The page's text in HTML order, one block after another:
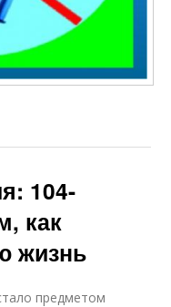
104-
как
жизнь
предметом